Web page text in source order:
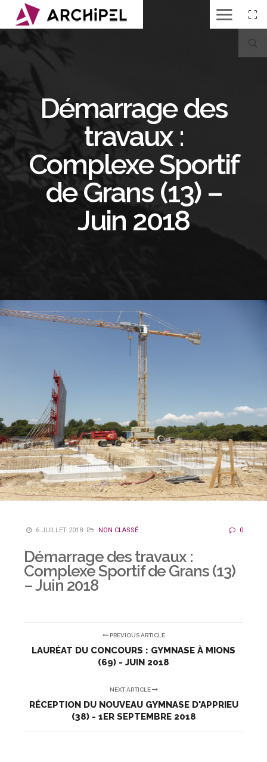
Démarrage des
travaux :
Complexe Sportif
de Grans (13) –
Juin 2018
6 JUILLET 2018 NON CLASSÉ 0
Démarrage des travaux :
Complexe Sportif de Grans (13)
– Juin 2018
PREVIOUS ARTICLE
LAURÉAT DU CONCOURS : GYMNASE À MIONS
(69) - JUIN 2018
NEXT ARTICLE
RÉCEPTION DU NOUVEAU GYMNASE D'APPRIEU
(38) - 1ER SEPTEMBRE 2018